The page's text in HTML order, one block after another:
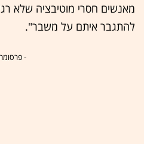
מאנשים חסרי מוטיבציה שלא
להתגבר איתם על משבר".
-